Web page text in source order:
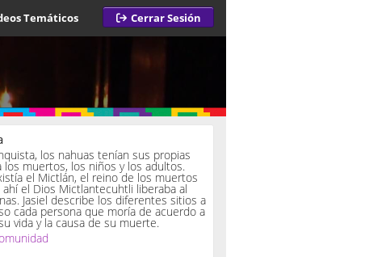
Temáticos Cerrar Sesión
los nahuas tenían sus propias
los muertos, los niños y los adultos.
el Mictlán, el reino de los muertos
el Dios Mictlantecuhtli liberaba al
Jasiel describe los diferentes sitios a
cada persona que moría de acuerdo a
vida y la causa de su muerte.